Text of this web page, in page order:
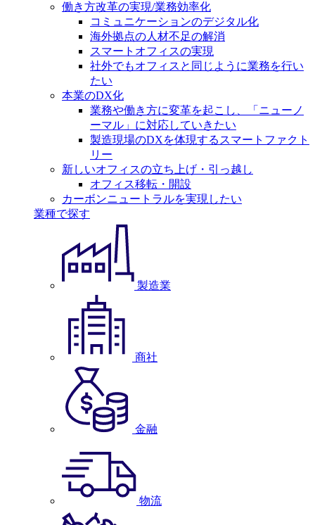
働き方改革の実現/業務効率化
コミュニケーションのデジタル化
海外拠点の人材不足の解消
スマートオフィスの実現
社外でもオフィスと同じように業務を行い
たい
本業のDX化
業務や働き方に変革を起こし、「ニューノ
ーマル」に対応していきたい
製造現場のDXを体現するスマートファクト
リー
新しいオフィスの立ち上げ・引っ越し
オフィス移転・開設
カーボンニュートラルを実現したい
業種で探す
製造業
商社
金融
物流